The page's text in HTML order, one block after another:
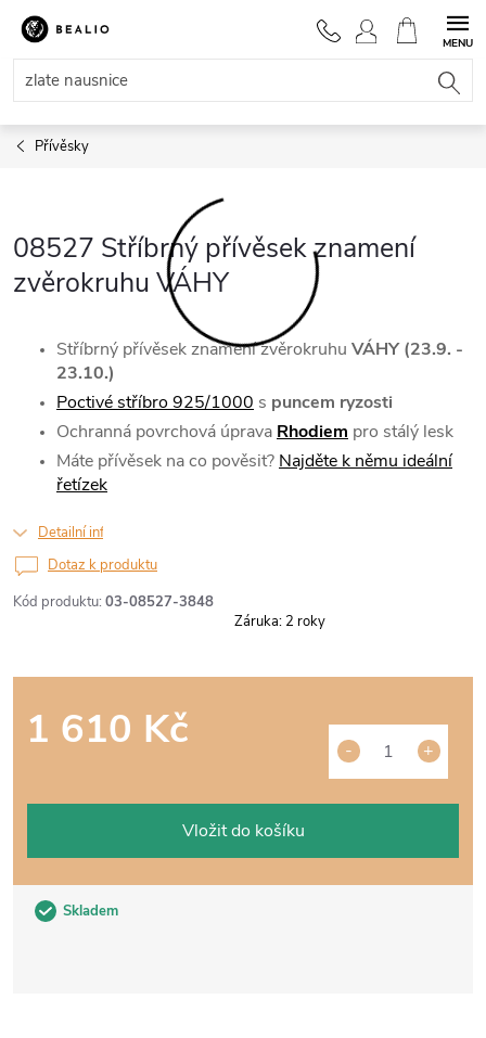
Přejít
obsah
NÁKUPNÍ
KOŠÍK
Přívěsky
08527 Stříbrný přívěsek znamení
zvěrokruhu VÁHY
Kód produktu: 03-08527-3848
Stříbrný přívěsek znamení zvěrokruhu VÁHY (23.9. -
23.10.)
Poctivé stříbro 925/1000 s puncem ryzosti
Ochranná povrchová úprava Rhodiem pro stálý lesk
Máte přívěsek na co pověsit? Najděte k němu ideální
řetízek
Detailní informace
Skladem
1 610 Kč
Vložit do košíku
Dotaz k produktu
Záruka: 2 roky